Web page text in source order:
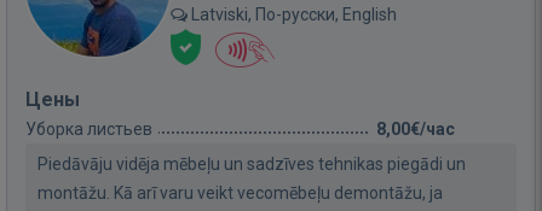
Latviski, По-русски, English
Цены
Уборка листьев
8,00€/час
Piedāvāju vidēja mēbeļu un sadzīves tehnikas piegādi un
montāžu. Kā arī varu veikt vecomēbeļu demontāžu, ja